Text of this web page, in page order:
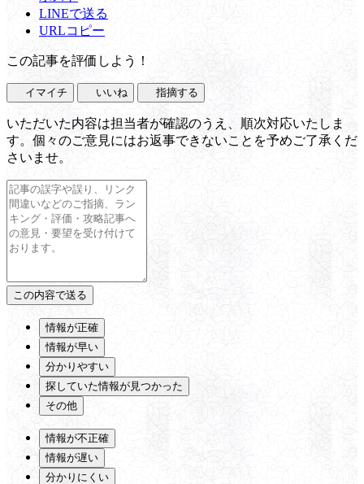
LINEで送る
URLコピー
この記事を評価しよう！
イマイチ いいね 指摘する
いただいた内容は担当者が確認のうえ、順次対応いたしま
す。個々のご意見にはお返事できないことを予めご了承くだ
さいませ。
情報が正確
情報が早い
分かりやすい
探していた情報が見つかった
その他
情報が不正確
情報が遅い
分かりにくい